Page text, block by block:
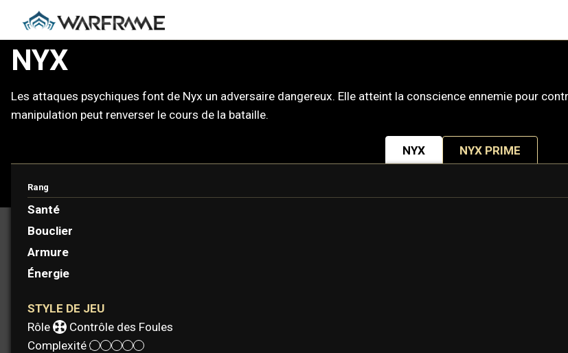
NYX
Les attaques psychiques font de Nyx un adversaire dangereux. Elle atteint la conscience ennemie pour
manipulation peut renverser le cours de la bataille.
NYX NYX PRIME
Rang
Santé
Bouclier
Armure
Énergie
STYLE DE JEU
Rôle :
Contrôle des Foules
Complexité :